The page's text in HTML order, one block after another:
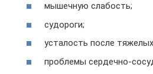
мышечную слабость;
судороги;
усталость после
проблемы сердечно-